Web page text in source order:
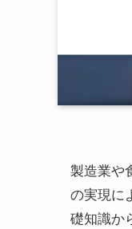
製造業や
の実現に
礎知識か